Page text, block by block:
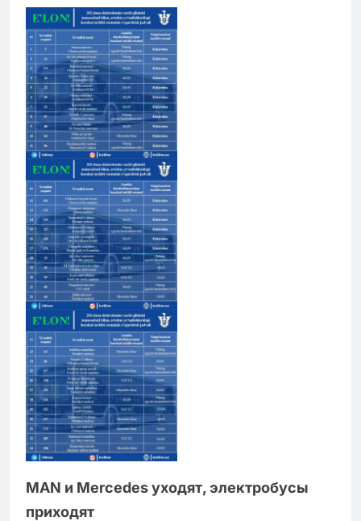
MAN и Mercedes уходят, электробусы
приходят